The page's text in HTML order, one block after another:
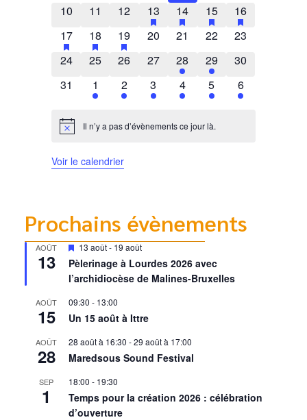
0 évènements
10 0 évènements
11 0 évènements
12 1 évènement
13has featured évènements
1 évènement
14has featured évènements
2 évènements
15has featured
1 évènement
16has featured
1 évènement
17has featured évènements
1 évènement
18has featured évènements
1 évènement
19has featured évènements
0 évènements
20 0 évènements
21 0 évènements
22 0 évènements
23
0 évènements
24 0 évènements
25 0 évènements
26 0 évènements
27 1 évènement
28 1 évènement
29 0 évènements
30
0 évènements
31 1 évènement
1 1 évènement
2 2 évènements
3 1 évènement
4 1 évènement
5 1 évènement
6
Notice Il n’y a pas d’évènements ce jour là.
Voir le calendrier
Prochains évènements
AOÛT
13
Mis
en
avant
13 août- 19 août
Pèlerinage à Lourdes 2026 avec
l’archidiocèse de Malines-Bruxelles
AOÛT
15
09:30 - 13:00
Un 15 août à Ittre
AOÛT
28
28 août à 16:30 -29 août à 17:00
Maredsous Sound Festival
SEP
1
18:00 - 19:30
Temps pour la création 2026 : célébration
d’ouverture